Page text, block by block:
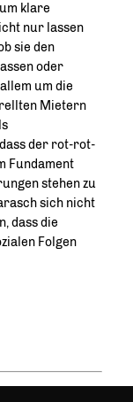
klare
nur lassen
sie den
oder
um die
Mietern
der rot-rot-
Fundament
stehen zu
sich nicht
dass die
Folgen